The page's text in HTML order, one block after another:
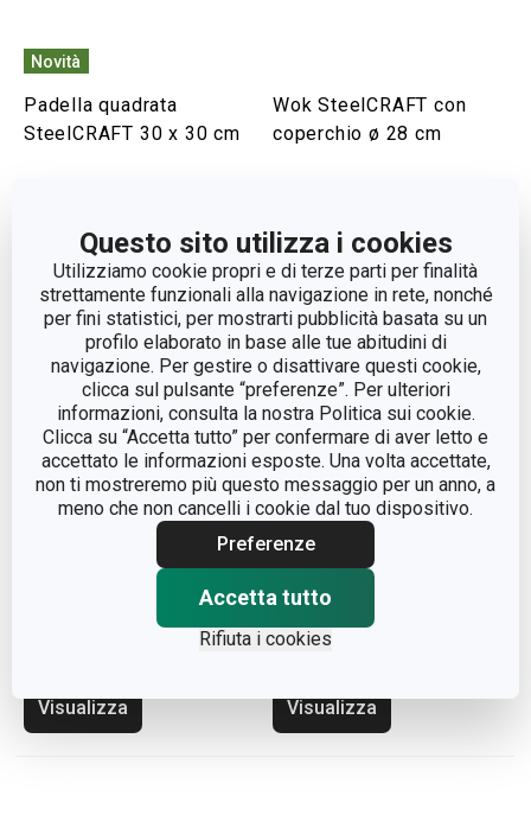
Questo sito utilizza i cookies
Utilizziamo cookie propri e di terze parti per finalità
strettamente funzionali alla navigazione in rete, nonché
per fini statistici, per mostrarti pubblicità basata su un
profilo elaborato in base alle tue abitudini di
navigazione. Per gestire o disattivare questi cookie,
clicca sul pulsante “preferenze”. Per ulteriori
informazioni, consulta la nostra Politica sui cookie.
Clicca su “Accetta tutto” per confermare di aver letto e
accettato le informazioni esposte. Una volta accettate,
non ti mostreremo più questo messaggio per un anno, a
meno che non cancelli i cookie dal tuo dispositivo.
Preferenze
Accetta tutto
Rifiuta i cookies
Novità
Padella quadrata
SteelCRAFT 30 x 30 cm
Wok SteelCRAFT con
coperchio ø 28 cm
Casseruola SteelCRAFT
con coperchio ø 18 cm,
Visualizza
Casseruola SteelCRAFT
con coperchio ø 20 cm,
3.0 l
Visualizza